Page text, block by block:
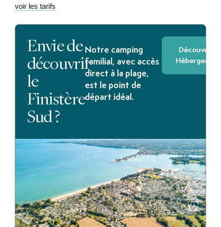
voir les tarifs
Envie de
découvrir
le
Finistère
Sud ?
Notre camping
familial, avec accès
direct à la plage,
est le point de
départ idéal.
Découvrir